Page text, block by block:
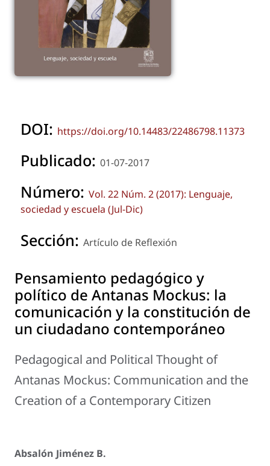
DOI: https://doi.org/10.14483/22486798.11373
Publicado: 01-07-2017
Número: Vol. 22 Núm. 2 (2017): Lenguaje,
sociedad y escuela (Jul-Dic)
Sección: Artículo de Reflexión
Pensamiento pedagógico y
político de Antanas Mockus: la
comunicación y la constitución de
un ciudadano contemporáneo
Pedagogical and Political Thought of
Antanas Mockus: Communication and the
Creation of a Contemporary Citizen
Absalón Jiménez B.